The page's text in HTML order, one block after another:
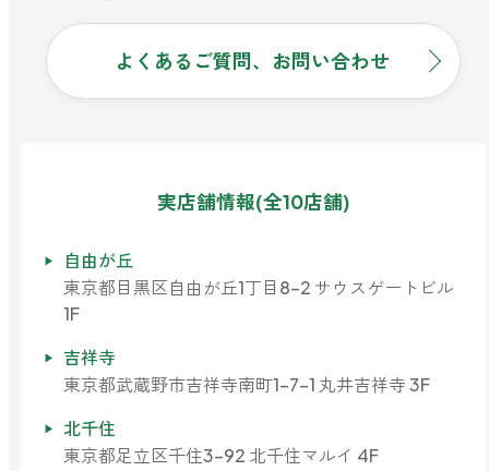
らを参考にお手続きください。
⑤紙カード会員証のみお持ちですか？
らを参考にお手続きください。
Androidをお使いの場合
(1)設定アプリを開き、【位置情報】を
択します。
よくあるご質問、お問い合わせ
実店舗情報(全10店舗)
自由が丘
東京都目黒区自由が丘1丁目8-2 サウスゲートビル
1F
吉祥寺
東京都武蔵野市吉祥寺南町1-7-1 丸井吉祥寺 3F
北千住
東京都足立区千住3-92 北千住マルイ 4F